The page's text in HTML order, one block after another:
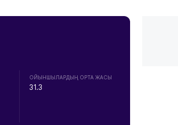
ОЙЫНШЫЛАРДЫҢ ОРТА ЖАСЫ
31.3